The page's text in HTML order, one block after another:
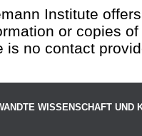
Institute
or copies
is no contact
WISSENSCHAFT UND